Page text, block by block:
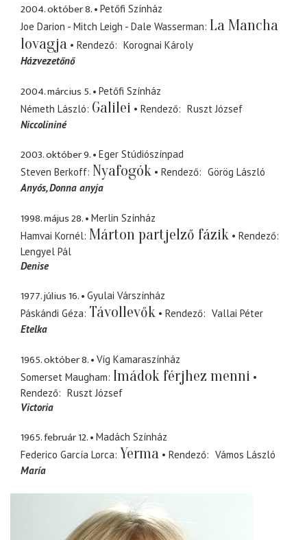
2004. október 8.
Petőfi Színház
Joe Darion - Mitch Leigh - Dale Wasserman La Mancha
lovagja
Rendező
Korognai Károly
Házvezetőnő
2004. március 5.
Petőfi Színház
Németh László Galilei Rendező
Ruszt József
Niccolininé
2003. október 9.
Eger Stúdiószínpad
Steven Berkoff Nyafogók Rendező
Görög László
Anyós Donna anyja
1998. május 28.
Merlin Színház
Hamvai Kornél Márton partjelző fázik
Rendező
Lengyel Pál
Denise
1977. július 16.
Gyulai Várszínház
Páskándi Géza Távollevők Rendező
Vallai Péter
Etelka
1965. október 8.
Víg Kamaraszínház
Somerset Maugham Imádok férjhez menni
Rendező
Ruszt József
Victoria
1965. február 12.
Madách Színház
Federico García Lorca Yerma Rendező
Vámos László
María